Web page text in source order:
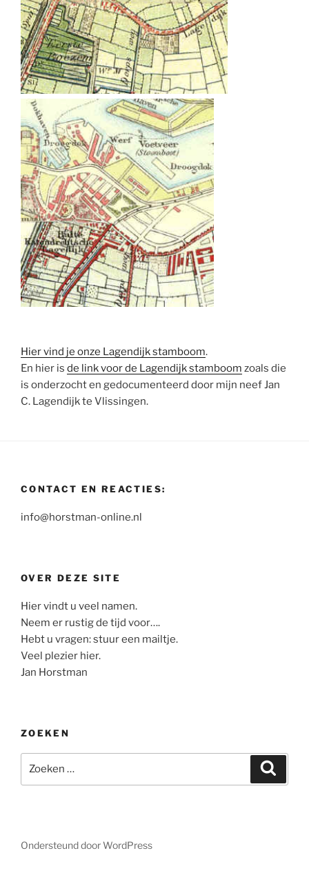
Hier vind je onze Lagendijk stamboom.
En hier is de link voor de Lagendijk stamboom zoals die
is onderzocht en gedocumenteerd door mijn neef Jan
C. Lagendijk te Vlissingen.
CONTACT EN REACTIES:
info@horstman-online.nl
OVER DEZE SITE
Hier vindt u veel namen.
Neem er rustig de tijd voor….
Hebt u vragen: stuur een mailtje.
Veel plezier hier.
Jan Horstman
ZOEKEN
naar:
Ondersteund door WordPress